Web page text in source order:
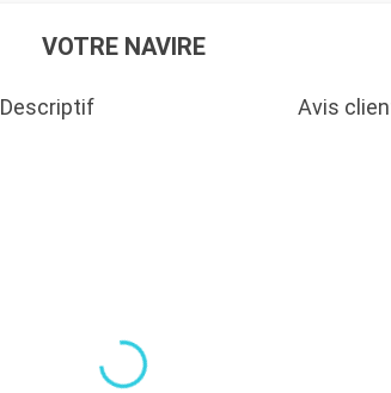
VOTRE NAVIRE
Descriptif Avis